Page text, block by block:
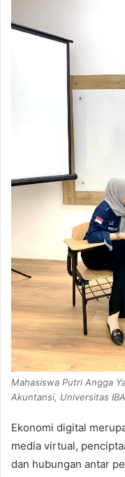
Mahasiswa Putri Angga
Akuntansi, Universitas
Ekonomi digital
media virtual,
dan hubungan antar